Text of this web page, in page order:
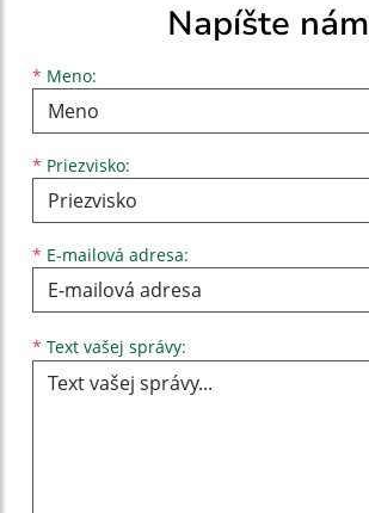
Napíšte nám
* Meno:
Meno
* Priezvisko:
Priezvisko
* E-mailová adresa:
E-mailová adresa
* Text vašej správy: